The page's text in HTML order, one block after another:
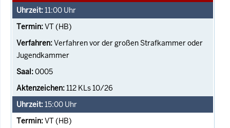
11:00 Uhr
VT (HB)
Verfahren vor der großen Strafkammer oder
Jugendkammer
0005
112 KLs 10/26
15:00 Uhr
VT (HB)